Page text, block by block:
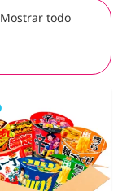
Mostrar todo